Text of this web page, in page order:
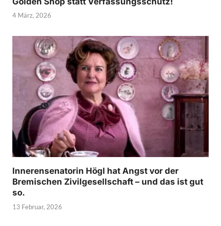
4 März, 2026
Innerensenatorin Högl hat Angst vor der
Bremischen Zivilgesellschaft – und das ist gut
so.
13 Februar, 2026